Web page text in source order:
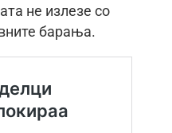
не излезе со
барања.